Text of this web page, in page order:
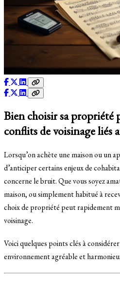
Bien choisir sa propriété
conflits de voisinage liés
Lorsqu’on achète une maison ou un
d’anticiper certains enjeux de
concerne le bruit. Que vous soyez
maison, ou simplement habitué à
choix de propriété peut rapidement
voisinage.
Voici quelques points clés à
environnement agréable et